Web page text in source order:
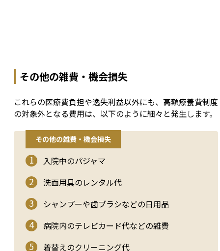
その他の雑費・機会損失
これらの医療費負担や逸失利益以外にも、高額療養費制度
の対象外となる費用は、以下のように細々と発生します。
その他の雑費・機会損失
入院中のパジャマ
洗面用具のレンタル代
シャンプーや歯ブラシなどの日用品
病院内のテレビカード代などの雑費
着替えのクリーニング代